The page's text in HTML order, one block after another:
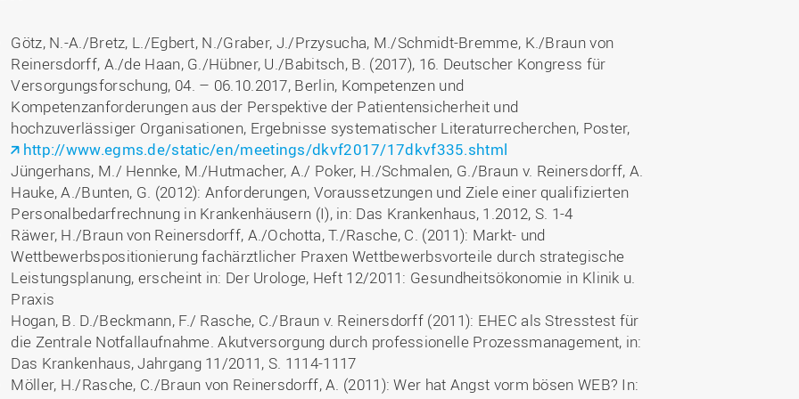
und
Winterprogramme
Outgoing
Deutsch als Fremdsprache
Informationen für
Förderung internationaler
Talente (FIT) in Osnabrück
Glossar
Studienqualitätsmittel
Bibliothek
LearningCenter
Career Services
Sport & Hochschulsport
Das bietet Osnabrück
Das bietet Lingen
Forschungsgruppen und
Netzwerke
Internationalisierung in der
Welcome Center
EU-Hochschulbüro
Hochschule
Kooperationsmöglichkeiten
Forschungsergebnisse für
die Praxis
Gründungen | Start-Ups
Transfer in die Gesellschaft
AKTUELLES
Veranstaltungen und
Fachtagungen
Ausschreibungen zu
Förderungen und Preisen
Forschungsbericht
in
Forschung und Transfer
Fördergesellschaft
Hochschulzentrum China
(HZC)
UAS7
Osnabrück
Institut für Musik (IfM)
Management, Kultur und
Technik (MKT, Campus
Lingen)
Wirtschafts- und
(WiSo)
Beauftragte
Bibliothek
Professional School
Amtsblatt
Personensuche
Götz, N.-A./Bretz, L./Egbert, N./Graber, J./Przysucha, M./Schmidt-Bremme, K./Braun von
Reinersdorff, A./de Haan, G./Hübner, U./Babitsch, B. (2017), 16. Deutscher Kongress für
Versorgungsforschung, 04. – 06.10.2017, Berlin, Kompetenzen und
Kompetenzanforderungen aus der Perspektive der Patientensicherheit und
hochzuverlässiger Organisationen, Ergebnisse systematischer Literaturrecherchen, Poster,
http://www.egms.de/static/en/meetings/dkvf2017/17dkvf335.shtml
Jüngerhans, M./ Hennke, M./Hutmacher, A./ Poker, H./Schmalen, G./Braun v. Reinersdorff, A.
Hauke, A./Bunten, G. (2012): Anforderungen, Voraussetzungen und Ziele einer qualifizierten
Personalbedarfrechnung in Krankenhäusern (I), in: Das Krankenhaus, 1.2012, S. 1-4
Räwer, H./Braun von Reinersdorff, A./Ochotta, T./Rasche, C. (2011): Markt- und
Wettbewerbspositionierung fachärztlicher Praxen Wettbewerbsvorteile durch strategische
Leistungsplanung, erscheint in: Der Urologe, Heft 12/2011: Gesundheitsökonomie in Klinik u.
Praxis
Hogan, B. D./Beckmann, F./ Rasche, C./Braun v. Reinersdorff (2011): EHEC als Stresstest für
die Zentrale Notfallaufnahme. Akutversorgung durch professionelle Prozessmanagement, in:
Das Krankenhaus, Jahrgang 11/2011, S. 1114-1117
Möller, H./Rasche, C./Braun von Reinersdorff, A. (2011): Wer hat Angst vorm bösen WEB? In: